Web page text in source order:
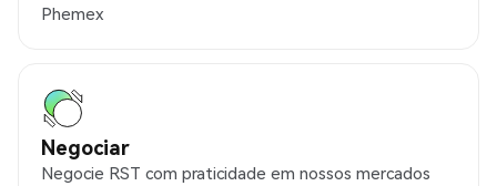
Phemex
Negociar
Negocie RST com praticidade em nossos mercados